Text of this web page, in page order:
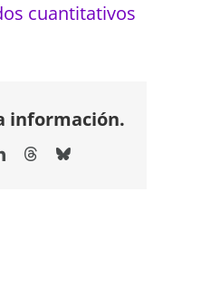
cuantitativos
información.
LinkedInThreadsBluesky